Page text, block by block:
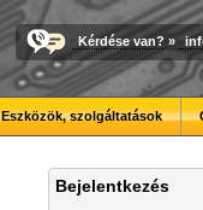
Kérdése van? »
Eszközök, szolgáltatások
Bejelentkezés